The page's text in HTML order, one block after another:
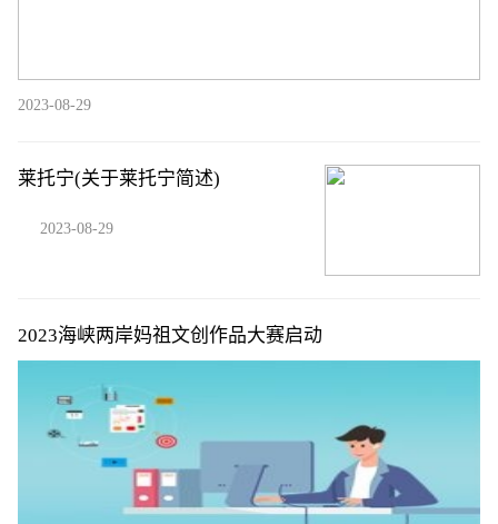
2023-08-29
莱托宁(关于莱托宁简述)
2023-08-29
2023海峡两岸妈祖文创作品大赛启动